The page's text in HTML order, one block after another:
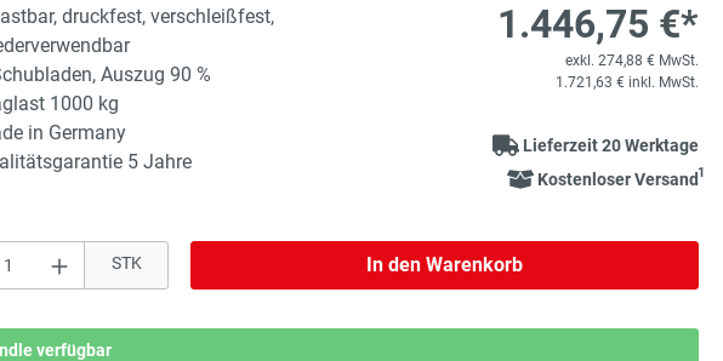
druckfest, verschleißfest,
Auszug 90 %
1000 kg
in Germany
5 Jahre
1.446,75 €*
exkl. 274,88 € MwSt.
1.721,63 € inkl. MwSt.
Lieferzeit 20 Werktage
Kostenloser Versand1
Anzahl: Gib den gewünschten Wert ein oder
STK In den Warenkorb
verfügbar